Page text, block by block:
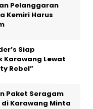
Pelanggaran
Kemiri Harus
Siap
Karawang Lewat
Rebel”
Paket Seragam
di Karawang Minta